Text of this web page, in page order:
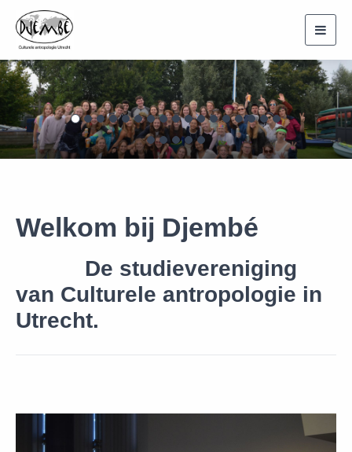
Previous
Welkom bij Djembé
De studievereniging
van Culturele antropologie in
Utrecht.